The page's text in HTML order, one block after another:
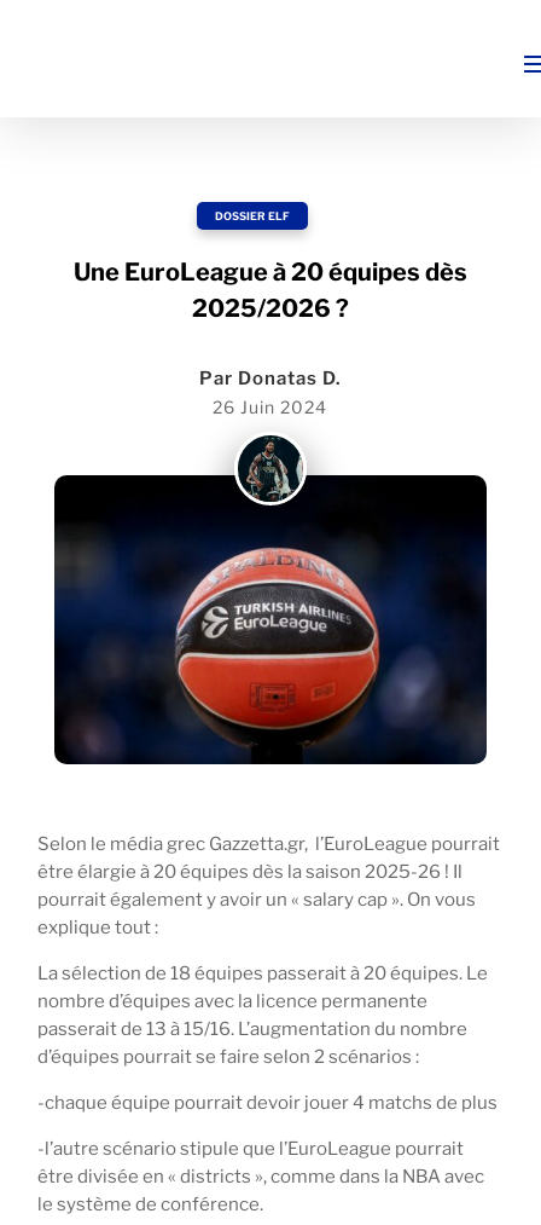
DOSSIER ELF
Une EuroLeague à 20 équipes dès
2025/2026 ?
Par Donatas D.
26 Juin 2024
Selon le média grec Gazzetta.gr, l’EuroLeague pourrait
être élargie à 20 équipes dès la saison 2025-26 ! Il
pourrait également y avoir un « salary cap ». On vous
explique tout :
La sélection de 18 équipes passerait à 20 équipes. Le
nombre d’équipes avec la licence permanente
passerait de 13 à 15/16. L’augmentation du nombre
d’équipes pourrait se faire selon 2 scénarios :
-chaque équipe pourrait devoir jouer 4 matchs de plus
-l’autre scénario stipule que l’EuroLeague pourrait
être divisée en « districts », comme dans la NBA avec
le système de conférence.